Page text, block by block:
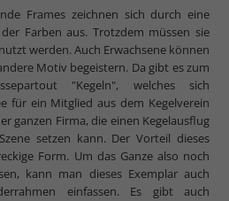
Frames zeichnen sich durch eine
Farben aus. Trotzdem müssen sie
werden. Auch Erwachsene können
Motiv begeistern. Da gibt es zum
"Kegeln", welches sich
für ein Mitglied aus dem Kegelverein
ganzen Firma, die einen Kegelausflug
setzen kann. Der Vorteil dieses
Form. Um das Ganze also noch
kann man dieses Exemplar auch
einfassen. Es gibt auch